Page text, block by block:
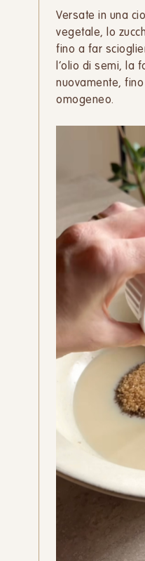
Versate in una
vegetale, lo
fino a far
l’olio di semi, la
nuovamente,
omogeneo.